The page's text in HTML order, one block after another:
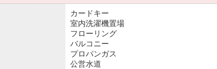
カードキー
室内洗濯機置場
フローリング
バルコニー
プロパンガス
公営水道